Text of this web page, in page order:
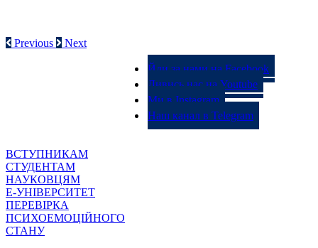
Previous Next
Йди за нами на Facebook
Дивись нас на Youtube
Ми в Instagram
Наш канал в Telegram
ВСТУПНИКАМ
СТУДЕНТАМ
НАУКОВЦЯМ
Е-УНІВЕРСИТЕТ
ПЕРЕВІРКА
ПСИХОЕМОЦІЙНОГО
СТАНУ